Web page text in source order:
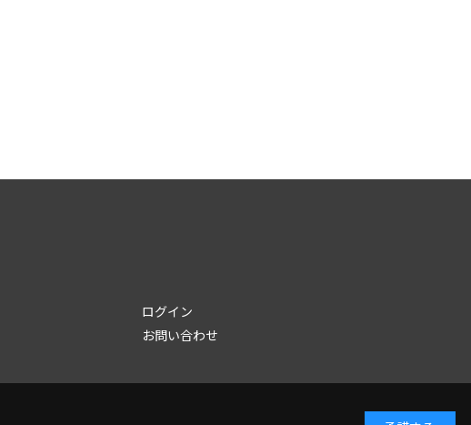
ログイン
お問い合わせ